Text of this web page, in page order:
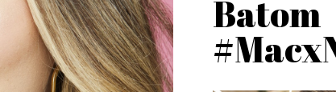
Batom